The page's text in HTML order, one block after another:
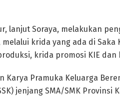
lanjut Soraya, melakukan
krida yang ada di
krida promosi KIE
Karya Pramuka Keluarga
jenjang SMA/SMK Provinsi